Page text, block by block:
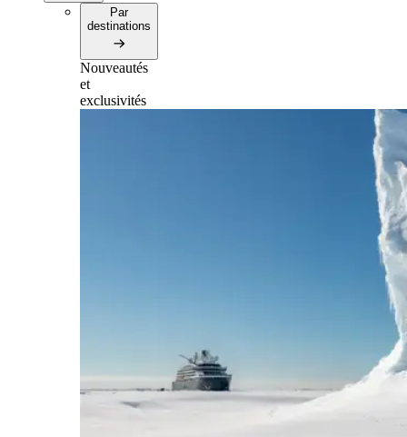
Par
destinations
Nouveautés
et
exclusivités